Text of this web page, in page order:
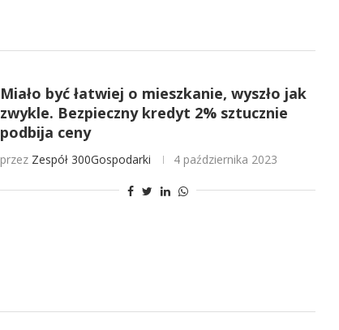
Miało być łatwiej o mieszkanie, wyszło jak
zwykle. Bezpieczny kredyt 2% sztucznie
podbija ceny
przez Zespół 300Gospodarki 4 października 2023